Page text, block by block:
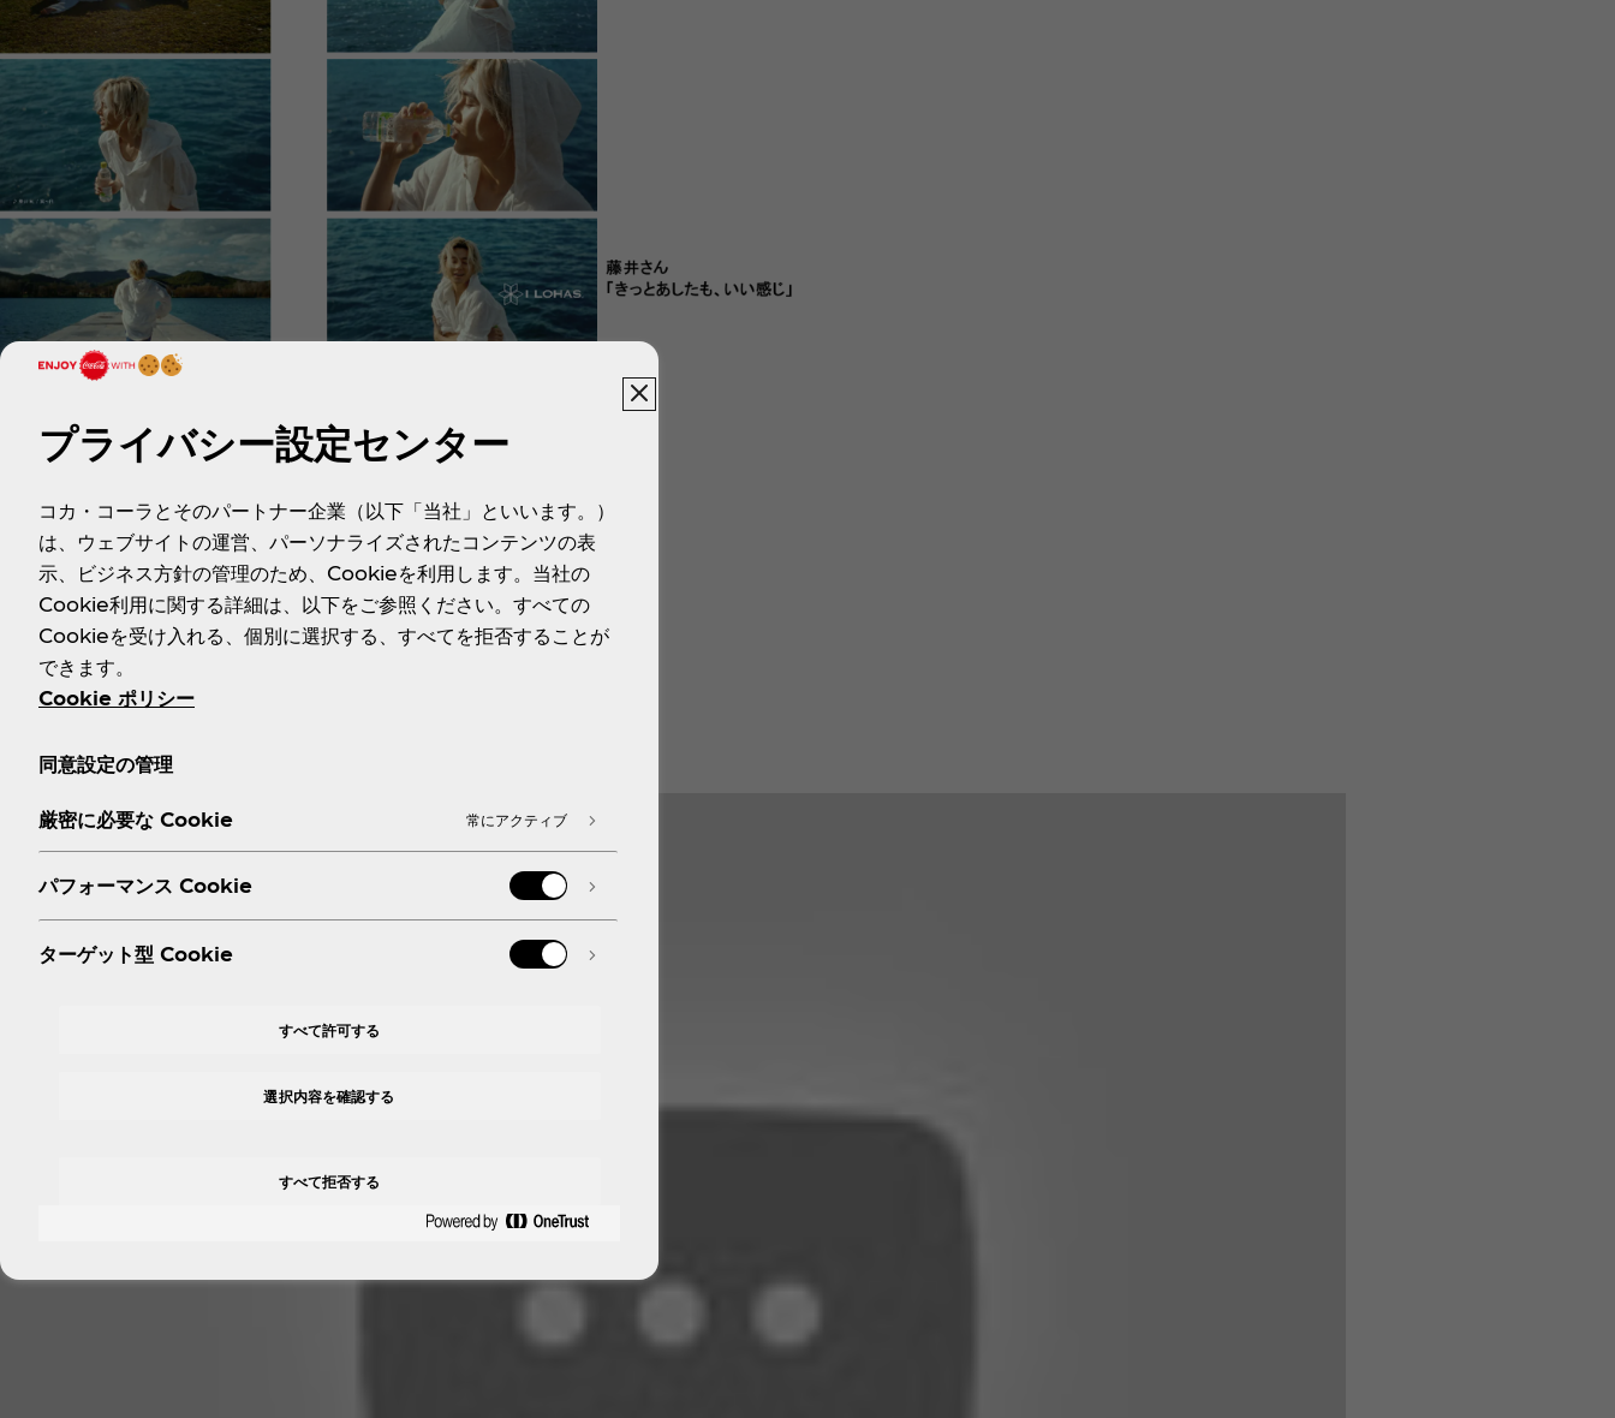
高解像度画像はこちら(2) ↗︎
高解像度画像はこちら(3) ↗︎
高解像度画像はこちら(5) ↗︎
高解像度画像はこちら(6) ↗︎
高解像度画像はこちら(7) ↗︎
高解像度画像はこちら(8) ↗︎
高解像度画像はこちら(9) ↗︎
高解像度画像はこちら(10) ↗︎
「い･ろ･は･す きっとあしたも、いい感じ」篇（30秒）
プライバシー設定センター
コカ・コーラとそのパートナー企業（以下「当社」といいます。）
は、ウェブサイトの運営、パーソナライズされたコンテンツの表
示、ビジネス方針の管理のため、Cookieを利用します。当社の
Cookie利用に関する詳細は、以下をご参照ください。すべての
Cookieを受け入れる、個別に選択する、すべてを拒否することが
できます。
Cookie ポリシー
同意設定の管理
厳密に必要な Cookie 常にアクティブ
パフォーマンス Cookie
ターゲット型 Cookie
すべて許可する
すべて拒否する
選択内容を確認する